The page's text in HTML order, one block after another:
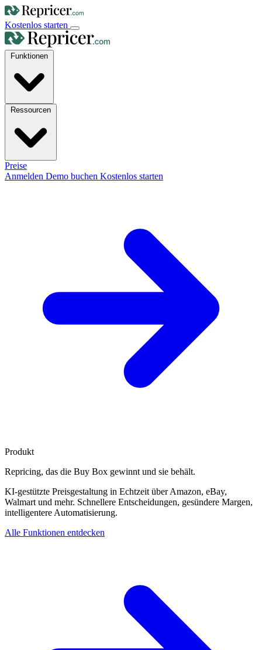
Kostenlos starten
Preise
Anmelden Demo buchen Kostenlos starten
Produkt
Repricing, das die Buy Box gewinnt und sie behält.
KI-gestützte Preisgestaltung in Echtzeit über Amazon, eBay,
Walmart und mehr. Schnellere Entscheidungen, gesündere Margen,
intelligentere Automatisierung.
Alle Funktionen entdecken